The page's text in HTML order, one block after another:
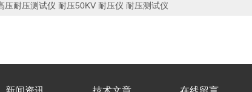
压耐压测试仪 耐压50KV 耐压仪 耐压测试仪